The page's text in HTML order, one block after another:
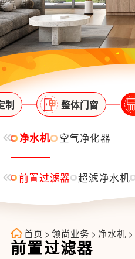
制 整体门窗
净水机 空气净化器
前置过滤器 超滤净水机
前置过滤器
首页 > 领尚业务 > 净水机 >